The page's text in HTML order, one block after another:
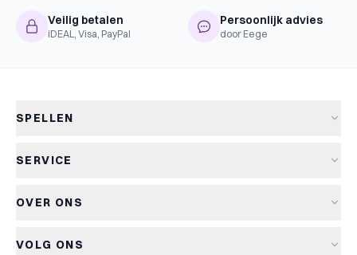
Veilig betalen
iDEAL, Visa, PayPal
Persoonlijk advies
door Eege
SPELLEN
Nieuwe spellen
SERVICE
Retourneren
OVER ONS
VOLG ONS